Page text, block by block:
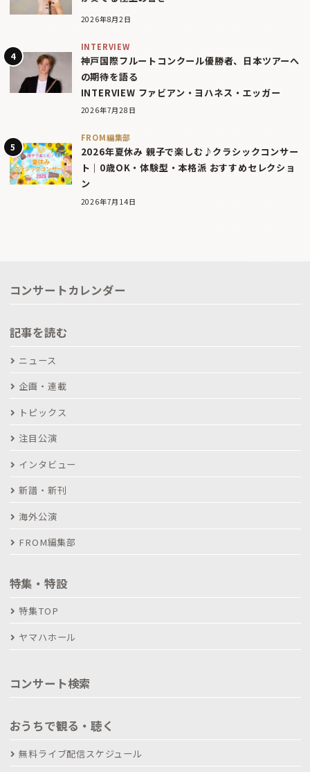
2026年8月2日
INTERVIEW
神戸国際フルートコンクール優勝者、日本ツアーへ
の期待を語る
INTERVIEW ファビアン・ヨハネス・エッガー
2026年7月28日
FROM編集部
2026年夏休み 親子で楽しむ♪クラシックコンサー
ト｜0歳OK・体験型・本格派 おすすめセレクショ
ン
2026年7月14日
コンサートカレンダー
記事を読む
ニュース
企画・連載
トピックス
注目公演
インタビュー
新譜・新刊
海外公演
FROM編集部
特集・特設
特集TOP
ヤマハホール
コンサート検索
おうちで観る・聴く
無料ライブ配信スケジュール